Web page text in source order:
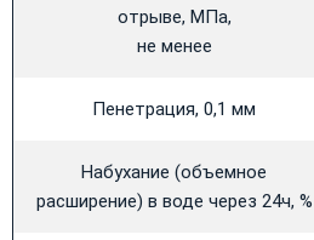
отрыве, МПа,
не менее
Пенетрация, 0,1 мм
Набухание (объемное
расширение) в воде через 24ч, %